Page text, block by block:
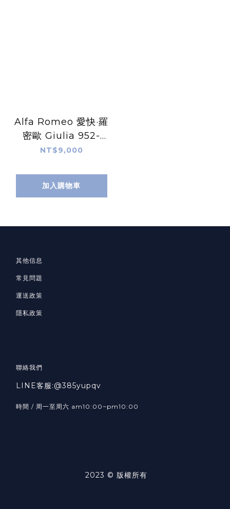
Alfa Romeo 愛快·羅
密歐 Giulia 952-
(2016-2024)
NT$9,000
加入購物車
其他信息
常見問題
運送政策
隱私政策
聯絡我們
LINE客服:@385yupqv
時間 / 周一至周六 am10:00~pm10:00
2023 © 版權所有